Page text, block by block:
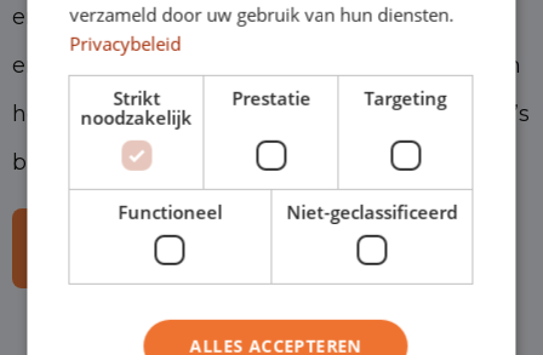
en Geldrop verkopen we zo’n 2000 personen-
en bedrijfswagens per jaar. Ter uitbreiding van
het team zijn we op zoek naar diverse collega’s
bij onze verschillende vestigingen.
Bekijk onze vacatures
verzameld door uw gebruik van hun diensten.
Privacybeleid
Strikt
noodzakelijk
Prestatie Targeting
Functioneel Niet-geclassificeerd
ALLES ACCEPTEREN